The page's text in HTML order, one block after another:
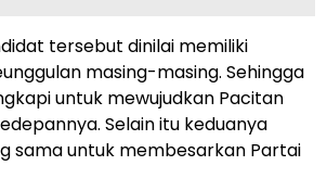
tersebut dinilai memiliki
masing-masing. Sehingga
untuk mewujudkan Pacitan
Selain itu keduanya
sama untuk membesarkan Partai